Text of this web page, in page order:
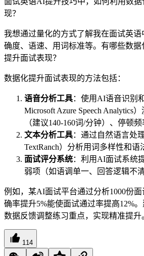
现？
我想通过量化的方式了解我在面试英
确度、语速、用词标准等。有哪些数
提升面试表现？
数据化提升面试表现的方法包括：
语音分析工具：使用AI语音识别
Microsoft Azure Speech Analytics
（建议140-160词/分钟）、停顿频
文本分析工具：通过自然语言处
TextRanch）分析用词多样性和语
面试评分系统：利用AI面试系统
弱项（如语调单一、回答逻辑不清
例如，某AI面试平台通过分析1000份
确率提升5%能使面试通过率提高12%
数据反馈调整练习重点，实现精准提升
114